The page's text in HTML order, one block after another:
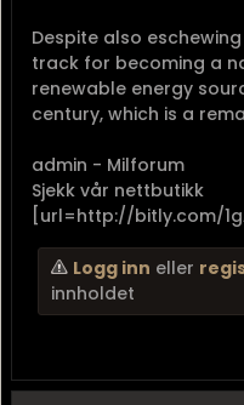
Despite also
track for becoming a
renewable energy
century, which is a
admin - Milforum
Sjekk vår nettbutikk
[url=http://bitly.com/
Logg inn eller
innholdet